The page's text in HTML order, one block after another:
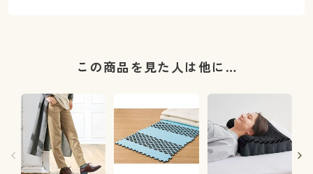
この商品を見た人は他に…